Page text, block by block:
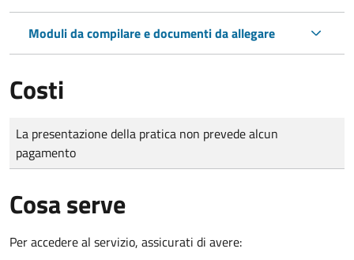
Moduli da compilare e documenti da allegare
Costi
Tipo di pagamento
Importo
La presentazione della pratica non prevede alcun
pagamento
Cosa serve
Per accedere al servizio, assicurati di avere: